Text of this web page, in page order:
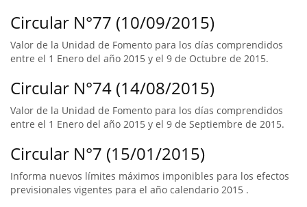
Circular N°77 (10/09/2015)
Valor de la Unidad de Fomento para los días comprendidos
entre el 1 Enero del año 2015 y el 9 de Octubre de 2015.
Circular N°74 (14/08/2015)
Valor de la Unidad de Fomento para los días comprendidos
entre el 1 Enero del año 2015 y el 9 de Septiembre de 2015.
Circular N°7 (15/01/2015)
Informa nuevos límites máximos imponibles para los efectos
previsionales vigentes para el año calendario 2015 .